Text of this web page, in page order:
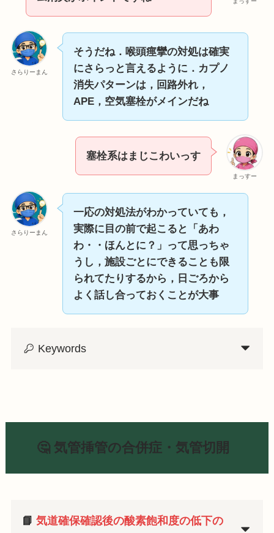
さらりーまん
そうだね．喉頭痙攣の対処は確実
にさらっと言えるように．カプノ
消失パターンは，回路外れ，
APE，空気塞栓がメインだね
まっすー
塞栓系はまじこわいっす
さらりーまん
一応の対処法がわかっていても，
実際に目の前で起こると「あわ
わ・・ほんとに？」って思っちゃ
うし，施設ごとにできることも限
られてたりするから，日ごろから
よく話し合っておくことが大事
Keywords
🤔 気管挿管の合併症・気管切開
📘 気道確保確認後の酸素飽和度の低下の